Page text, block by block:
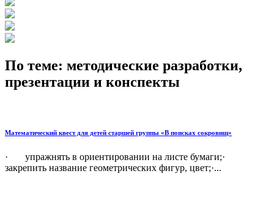
По теме: методические разработки,
презентации и конспекты
Математический квест для детей старшей группы «В поисках сокровищ»
· упражнять в ориентировании на листе бумаги;·
закрепить название геометрических фигур, цвет;·...